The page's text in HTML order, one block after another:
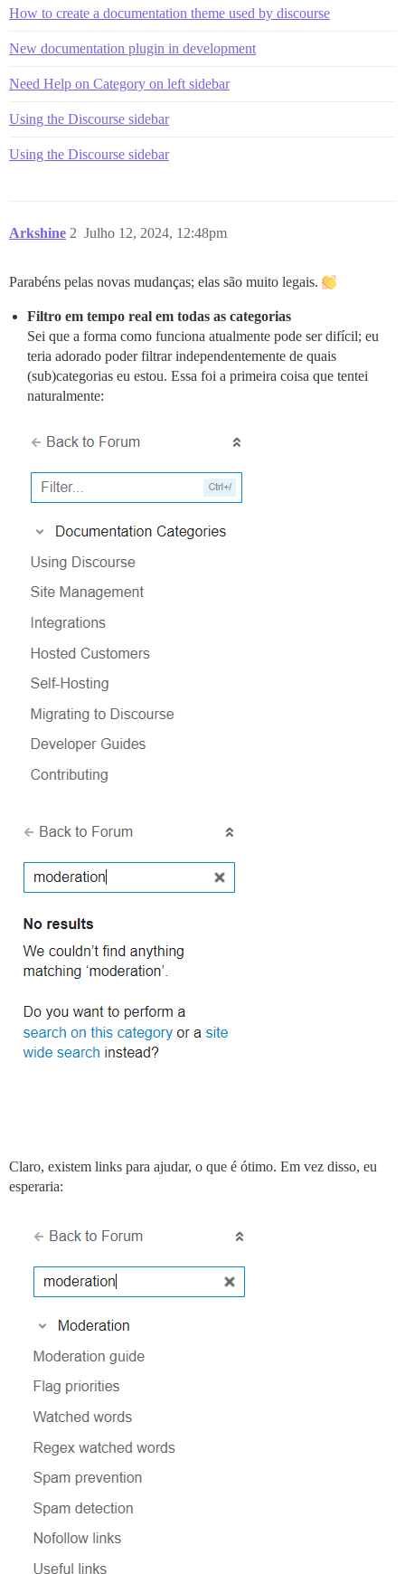
How to create a documentation theme used by discourse
New documentation plugin in development
Need Help on Category on left sidebar
Using the Discourse sidebar
Using the Discourse sidebar
Arkshine Julho 12, 2024, 12:48pm
2
Parabéns pelas novas mudanças; elas são muito legais.
Filtro em tempo real em todas as categorias
Sei que a forma como funciona atualmente pode ser difícil; eu
teria adorado poder filtrar independentemente de quais
(sub)categorias eu estou. Essa foi a primeira coisa que tentei
naturalmente:
Claro, existem links para ajudar, o que é ótimo. Em vez disso, eu
esperaria: